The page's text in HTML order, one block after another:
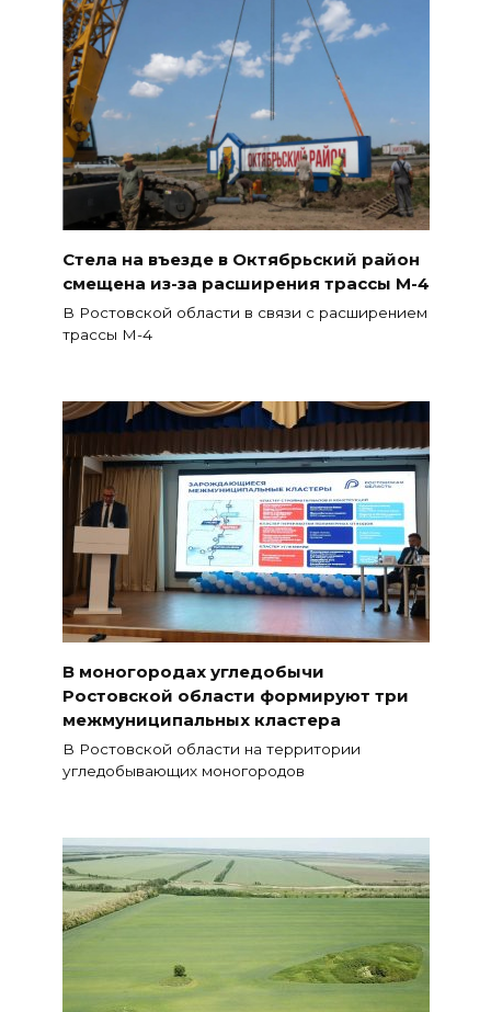
Стела на въезде в Октябрьский район
смещена из-за расширения трассы М-4
В Ростовской области в связи с расширением
трассы М-4
В моногородах угледобычи
Ростовской области формируют три
межмуниципальных кластера
В Ростовской области на территории
угледобывающих моногородов